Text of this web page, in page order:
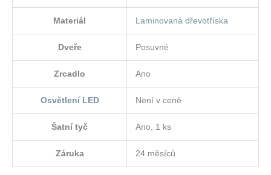
Materiál Laminovaná dřevotříska
Dveře Posuvné
Zrcadlo Ano
Osvětlení LED Není v ceně
Šatní tyč Ano, 1 ks
Záruka 24 měsíců